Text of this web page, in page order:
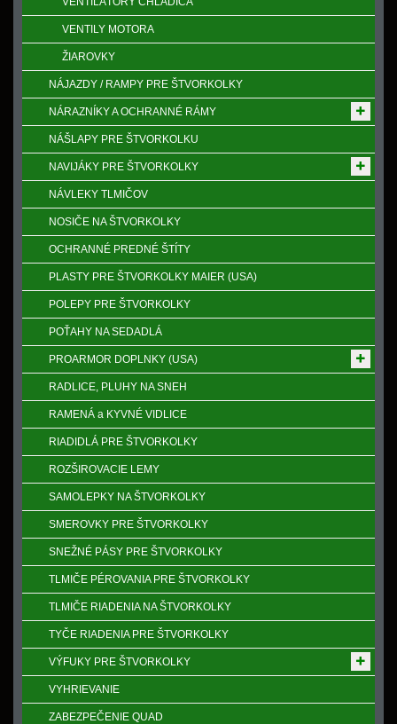
VENTILY MOTORA
ŽIAROVKY
NÁJAZDY / RAMPY PRE ŠTVORKOLKY
NÁRAZNÍKY A OCHRANNÉ RÁMY
NÁŠLAPY PRE ŠTVORKOLKU
NAVIJÁKY PRE ŠTVORKOLKY
NÁVLEKY TLMIČOV
NOSIČE NA ŠTVORKOLKY
OCHRANNÉ PREDNÉ ŠTÍTY
PLASTY PRE ŠTVORKOLKY MAIER (USA)
POLEPY PRE ŠTVORKOLKY
POŤAHY NA SEDADLÁ
PROARMOR DOPLNKY (USA)
RADLICE, PLUHY NA SNEH
RAMENÁ a KYVNÉ VIDLICE
RIADIDLÁ PRE ŠTVORKOLKY
ROZŠIROVACIE LEMY
SAMOLEPKY NA ŠTVORKOLKY
SMEROVKY PRE ŠTVORKOLKY
SNEŽNÉ PÁSY PRE ŠTVORKOLKY
TLMIČE PÉROVANIA PRE ŠTVORKOLKY
TLMIČE RIADENIA NA ŠTVORKOLKY
TYČE RIADENIA PRE ŠTVORKOLKY
VÝFUKY PRE ŠTVORKOLKY
VYHRIEVANIE
ZABEZPEČENIE QUAD